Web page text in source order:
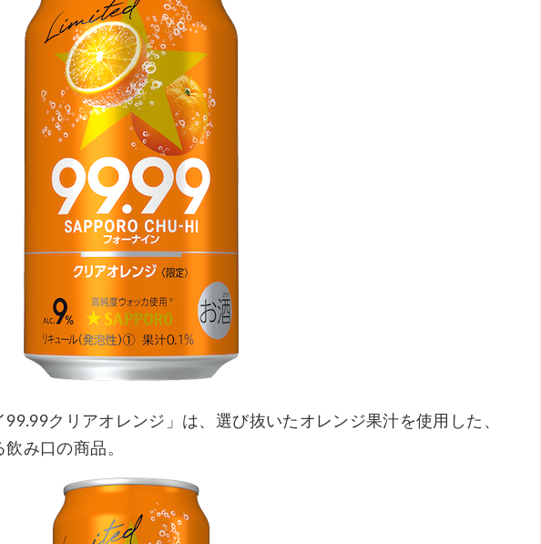
クリアオレンジ」は、選び抜いたオレンジ果汁を使用した、
み口の商品。